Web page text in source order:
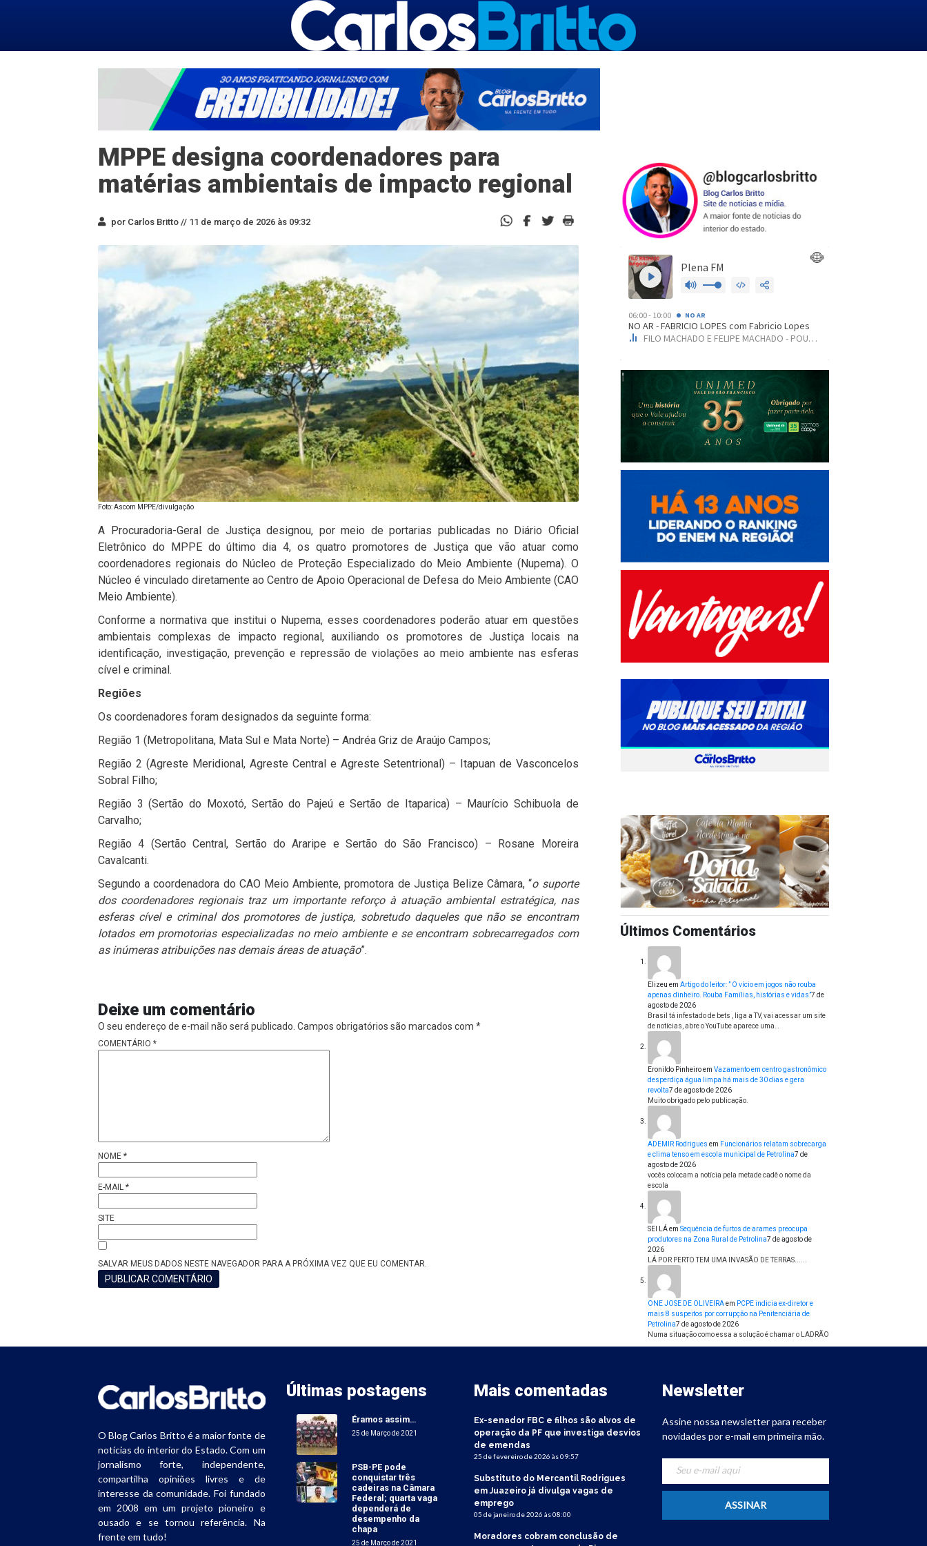
MPPE designa coordenadores para
matérias ambientais de impacto regional
por Carlos Britto // 11 de março de 2026 às 09:32
Foto: Ascom MPPE/divulgação
A Procuradoria-Geral de Justiça designou, por meio de portarias publicadas no Diário Oficial
Eletrônico do MPPE do último dia 4, os quatro promotores de Justiça que vão atuar como
coordenadores regionais do Núcleo de Proteção Especializado do Meio Ambiente (Nupema). O
Núcleo é vinculado diretamente ao Centro de Apoio Operacional de Defesa do Meio Ambiente (CAO
Meio Ambiente).
Conforme a normativa que institui o Nupema, esses coordenadores poderão atuar em questões
ambientais complexas de impacto regional, auxiliando os promotores de Justiça locais na
identificação, investigação, prevenção e repressão de violações ao meio ambiente nas esferas
cível e criminal.
Regiões
Os coordenadores foram designados da seguinte forma:
Região 1 (Metropolitana, Mata Sul e Mata Norte) – Andréa Griz de Araújo Campos;
Região 2 (Agreste Meridional, Agreste Central e Agreste Setentrional) – Itapuan de Vasconcelos
Sobral Filho;
Região 3 (Sertão do Moxotó, Sertão do Pajeú e Sertão de Itaparica) – Maurício Schibuola de
Carvalho;
Região 4 (Sertão Central, Sertão do Araripe e Sertão do São Francisco) – Rosane Moreira
Cavalcanti.
Segundo a coordenadora do CAO Meio Ambiente, promotora de Justiça Belize Câmara, “o suporte
dos coordenadores regionais traz um importante reforço à atuação ambiental estratégica, nas
esferas cível e criminal dos promotores de justiça, sobretudo daqueles que não se encontram
lotados em promotorias especializadas no meio ambiente e se encontram sobrecarregados com
as inúmeras atribuições nas demais áreas de atuação”.
Deixe um comentário
O seu endereço de e-mail não será publicado. Campos obrigatórios são marcados com *
COMENTÁRIO *
NOME *
E-MAIL *
SITE
SALVAR MEUS DADOS NESTE NAVEGADOR PARA A PRÓXIMA VEZ QUE EU COMENTAR.
Últimos Comentários
Elizeu em Artigo do leitor: ” O vício em jogos não rouba
apenas dinheiro. Rouba Famílias, histórias e vidas”7 de
agosto de 2026
Brasil tá infestado de bets , liga a TV, vai acessar um site
de notícias, abre o YouTube aparece uma…
Eronildo Pinheiroem Vazamento em centro gastronômico
desperdiça água limpa há mais de 30 dias e gera
revolta7 de agosto de 2026
Muito obrigado pelo publicação.
ADEMIR Rodrigues em Funcionários relatam sobrecarga
e clima tenso em escola municipal de Petrolina7 de
agosto de 2026
vocês colocam a notícia pela metade cadê o nome da
escola
SEI LÁem Sequência de furtos de arames preocupa
produtores na Zona Rural de Petrolina7 de agosto de
2026
LÁ POR PERTO TEM UMA INVASÃO DE TERRAS......
ONE JOSE DE OLIVEIRAem PCPE indicia ex-diretor e
mais 8 suspeitos por corrupção na Penitenciária de
Petrolina7 de agosto de 2026
Numa situação como essa a solução é chamar o LADRÃO
O Blog Carlos Britto é a maior fonte de
notícias do interior do Estado. Com um
jornalismo forte, independente,
compartilha opiniões livres e de
interesse da comunidade. Foi fundado
em 2008 em um projeto pioneiro e
ousado e se tornou referência. Na
frente em tudo!
Últimas postagens
Éramos assim…
25 de Março de 2021
PSB-PE pode
conquistar três
cadeiras na Câmara
Federal; quarta vaga
dependerá de
desempenho da
chapa
25 de Março de 2021
Mais comentadas
Ex-senador FBC e filhos são alvos de
operação da PF que investiga desvios
de emendas
25 de fevereiro de 2026 às 09:57
Substituto do Mercantil Rodrigues
em Juazeiro já divulga vagas de
emprego
05 de janeiro de 2026 às 08:00
Moradores cobram conclusão de
Newsletter
Assine nossa newsletter para receber
novidades por e-mail em primeira mão.